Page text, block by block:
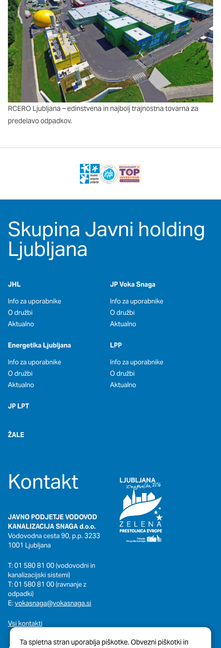
RCERO Ljubljana – edinstvena in najbolj trajnostna tovarna za
predelavo odpadkov.
Skupina Javni holding
Ljubljana
JHL
Info za uporabnike
O družbi
Aktualno
Energetika Ljubljana
Info za uporabnike
O družbi
Aktualno
JP LPT
ŽALE
JP Voka Snaga
Info za uporabnike
O družbi
Aktualno
LPP
Info za uporabnike
O družbi
Aktualno
Kontakt
JAVNO PODJETJE VODOVOD
KANALIZACIJA SNAGA d.o.o.
Vodovodna cesta 90, p.p. 3233
1001 Ljubljana
T: 01 580 81 00 (vodovodni in
kanalizacijski sistemi)
T: 01 580 81 00 (ravnanje z
odpadki)
E:vokasnaga@vokasnaga.si
Vsi kontakti
Ta spletna stran uporablja piškotke. Obvezni piškotki in
oglasov na drugih spletnih mestih. Pri delu uporabljajo
edinstveno prepoznavanje vašega brskalnika in naprave. Če
zavrnete uporabo teh piškotkov, ne boste deležni našega
ciljnega spletnega oglaševanja.
Potrdi moje izbire
DOVOLI VSE